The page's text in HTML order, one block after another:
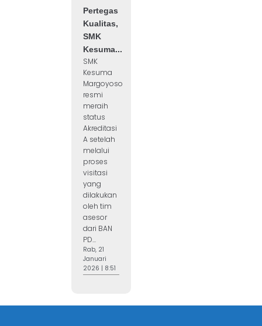
Pertegas
Kualitas,
SMK
Kesuma...
SMK
Kesuma
Margoyoso
resmi
meraih
status
Akreditasi
A setelah
melalui
proses
visitasi
yang
dilakukan
oleh tim
asesor
dari BAN
PD...
Rab, 21
Januari
2026 | 8:51